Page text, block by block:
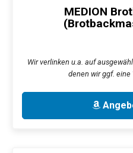
MEDION
Wir verlinken u.a. auf
denen wir ggf. eine